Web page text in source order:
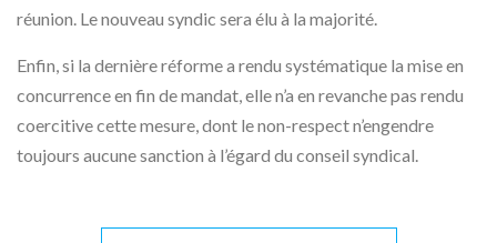
réunion. Le nouveau syndic sera élu à la majorité.
Enfin, si la dernière réforme a rendu systématique la mise en
concurrence en fin de mandat, elle n’a en revanche pas rendu
coercitive cette mesure, dont le non-respect n’engendre
toujours aucune sanction à l’égard du conseil syndical.